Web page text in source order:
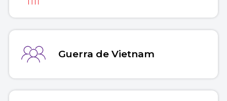
Guerra de Vietnam